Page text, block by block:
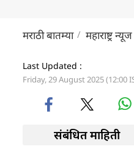
मराठी बातम्या महाराष्ट्र न्यूज
Last Updated :
Friday, 29 August 2025 (12:00
संबंधित माहिती